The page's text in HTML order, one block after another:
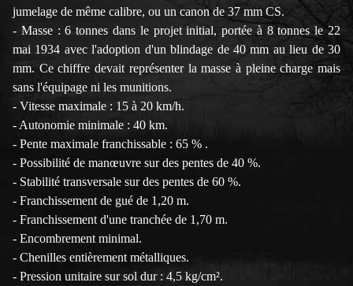
jumelage de même calibre, ou un canon de 37 mm CS.
- Masse : 6 tonnes dans le projet initial, portée à 8 tonnes le 22
mai 1934 avec l'adoption d'un blindage de 40 mm au lieu de 30
mm. Ce chiffre devait représenter la masse à pleine charge mais
sans l'équipage ni les munitions.
- Vitesse maximale : 15 à 20 km/h.
- Autonomie minimale : 40 km.
- Pente maximale franchissable : 65 % .
- Possibilité de manœuvre sur des pentes de 40 %.
- Stabilité transversale sur des pentes de 60 %.
- Franchissement de gué de 1,20 m.
- Franchissement d'une tranchée de 1,70 m.
- Encombrement minimal.
- Chenilles entièrement métalliques.
- Pression unitaire sur sol dur : 4,5 kg/cm².